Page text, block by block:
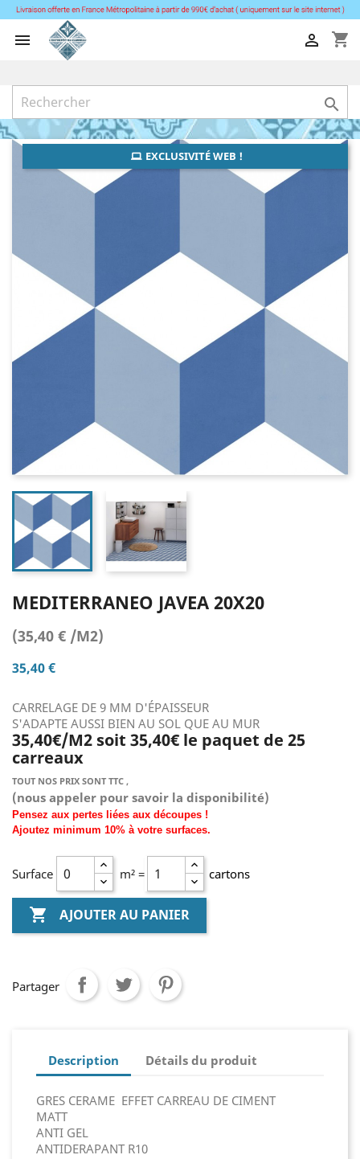
 shopping_cart


EXCLUSIVITÉ WEB !
MEDITERRANEO JAVEA 20X20
(35,40 € /M2)
35,40 €
CARRELAGE DE 9 MM D'ÉPAISSEUR
S'ADAPTE AUSSI BIEN AU SOL QUE AU MUR
35,40€/M2 soit 35,40€ le paquet de 25
carreaux
TOUT NOS PRIX SONT TTC ,
(nous appeler pour savoir la disponibilité)
Pensez aux pertes liées aux découpes !
Ajoutez minimum 10% à votre surfaces.
Surface m² = cartons
 AJOUTER AU PANIER
Partager
Description Détails du produit
GRES CERAME EFFET CARREAU DE CIMENT
MATT
ANTI GEL
ANTIDERAPANT R10